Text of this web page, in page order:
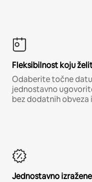
Fleksibilnost koju
Odaberite točne
jednostavno
bez dodatnih
Jednostavno